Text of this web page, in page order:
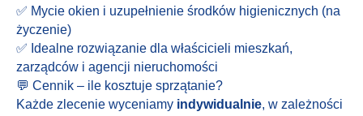
✅ Mycie okien i uzupełnienie środków higienicznych (na
życzenie)
✅ Idealne rozwiązanie dla właścicieli mieszkań,
zarządców i agencji nieruchomości
💬 Cennik – ile kosztuje sprzątanie?
Każde zlecenie wyceniamy indywidualnie, w zależności